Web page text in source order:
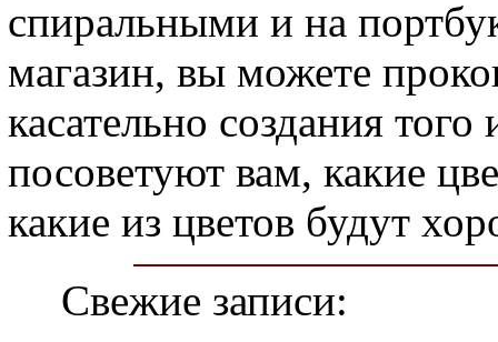
спиральными и на
магазин, вы можете
касательно создания
посоветуют вам, какие
какие из цветов будут
Свежие записи: